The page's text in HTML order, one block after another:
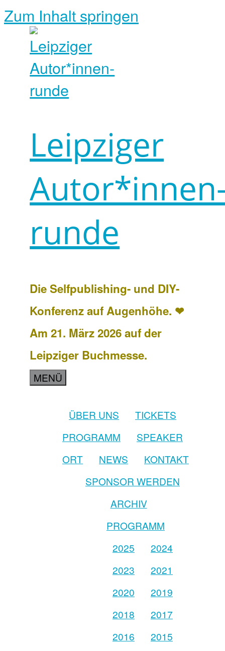
Zum Inhalt springen
Leipziger
runde
Die Selfpublishing- und DIY-
Konferenz auf Augenhöhe. ❤
Am 21. März 2026 auf der
Leipziger Buchmesse.
MENÜ
ÜBER UNS
TICKETS
PROGRAMM
SPEAKER
ORT
NEWS
KONTAKT
SPONSOR WERDEN
ARCHIV
PROGRAMM
2025
2024
2023
2021
2020
2019
2018
2017
2016
2015